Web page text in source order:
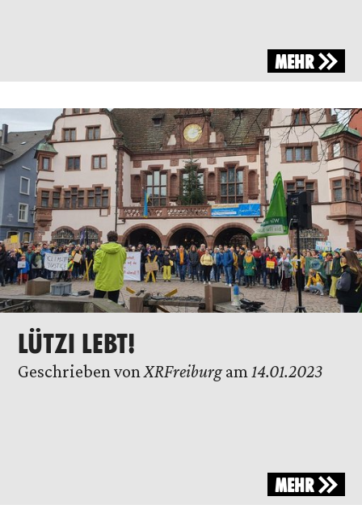
MEHR
LÜTZI LEBT!
Geschrieben von XRFreiburgam 14.01.2023
MEHR